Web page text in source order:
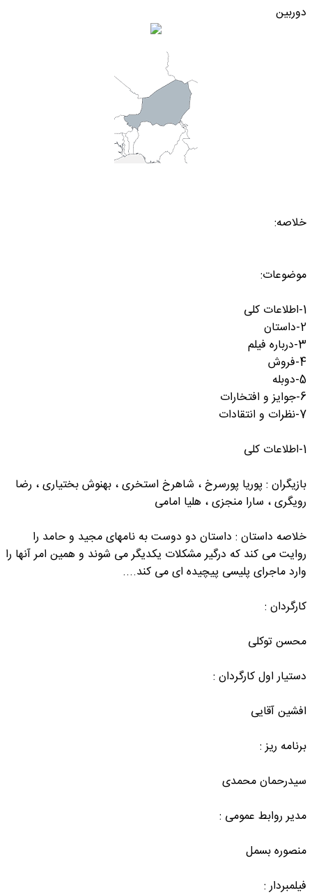
دوربین
خلاصه:
موضوعات:
1-اطلاعات کلی
2-داستان
3-درباره فیلم
4-فروش
5-دوبله
6-جوایز و افتخارات
7-نظرات و انتقادات
1-اطلاعات کلی
بازیگران : پوریا پورسرخ ، شاهرخ استخری ، بهنوش بختیاری ، رضا
رویگری ، سارا منجزی ، هلیا امامی
خلاصه داستان : داستان دو دوست به نامهای مجید و حامد را
روایت می کند که درگیر مشکلات یکدیگر می شوند و همین امر آنها را
وارد ماجرای پلیسی پیچیده ای می کند....
کارگردان :
محسن توکلی
دستیار اول کارگردان :
افشین آقایی
برنامه ریز :
سیدرحمان محمدی
مدیر روابط عمومی :
منصوره بسمل
فیلمبردار :